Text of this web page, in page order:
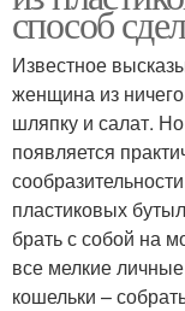
способ
Известное
женщина из
шляпку и салат.
появляется
пластиковых
брать с собой на
все мелкие
кошельки –